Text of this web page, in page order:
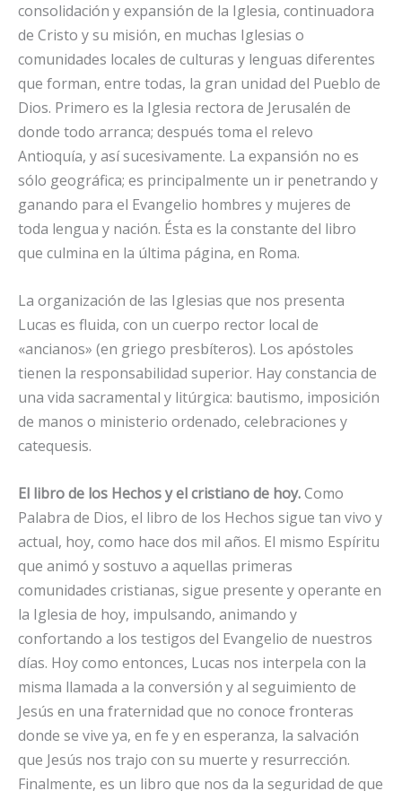
consolidación y expansión de la Iglesia, continuadora
de Cristo y su misión, en muchas Iglesias o
comunidades locales de culturas y lenguas diferentes
que forman, entre todas, la gran unidad del Pueblo de
Dios. Primero es la Iglesia rectora de Jerusalén de
donde todo arranca; después toma el relevo
Antioquía, y así sucesivamente. La expansión no es
sólo geográfica; es principalmente un ir penetrando y
ganando para el Evangelio hombres y mujeres de
toda lengua y nación. Ésta es la constante del libro
que culmina en la última página, en Roma.
La organización de las Iglesias que nos presenta
Lucas es fluida, con un cuerpo rector local de
«ancianos» (en griego presbíteros). Los apóstoles
tienen la responsabilidad superior. Hay constancia de
una vida sacramental y litúrgica: bautismo, imposición
de manos o ministerio ordenado, celebraciones y
catequesis.
El libro de los Hechos y el cristiano de hoy.Como
Palabra de Dios, el libro de los Hechos sigue tan vivo y
actual, hoy, como hace dos mil años. El mismo Espíritu
que animó y sostuvo a aquellas primeras
comunidades cristianas, sigue presente y operante en
la Iglesia de hoy, impulsando, animando y
confortando a los testigos del Evangelio de nuestros
días. Hoy como entonces, Lucas nos interpela con la
misma llamada a la conversión y al seguimiento de
Jesús en una fraternidad que no conoce fronteras
donde se vive ya, en fe y en esperanza, la salvación
que Jesús nos trajo con su muerte y resurrección.
Finalmente, es un libro que nos da la seguridad de que